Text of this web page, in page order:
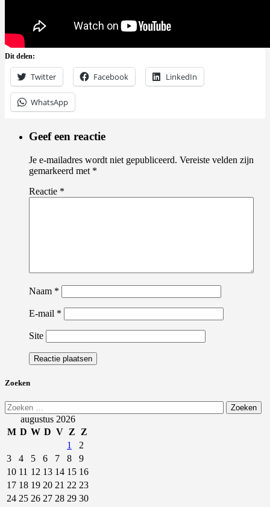
Dit delen:
Twitter Facebook LinkedIn
WhatsApp
Geef een reactie
Je e-mailadres wordt niet gepubliceerd. Vereiste velden zijn
gemarkeerd met *
Reactie *
Naam *
E-mail *
Site
Zoeken
Zoeken
naar:augustus 2026
M D W D V Z
Z
1
2
3
4 5 6 7 8
9
10 11 12 13 14 15 16
17 18 19 20 21 22 23
24 25 26 27 28 29 30